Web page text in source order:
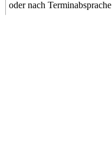
oder nach Terminabsprache